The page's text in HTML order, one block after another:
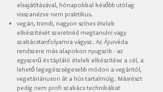
elsajátításával, hónapokkal később utólag
visszanézve nem praktikus.
vegán, trendi, nagyon színes ételek
elkészítését szeretnéd megtanulni vagy
szakácstanfolyamra vágysz. Az Ájurvéda
rendszere más alapokon nyugszik - az
egyszerű és tápláló ételek elkészítése a cél, a
lehető legegészségesebb módon a vegántól,
vegetáriánuson át a hús tartalmúig. Másrészt
pedig nem profi szakács technikákat